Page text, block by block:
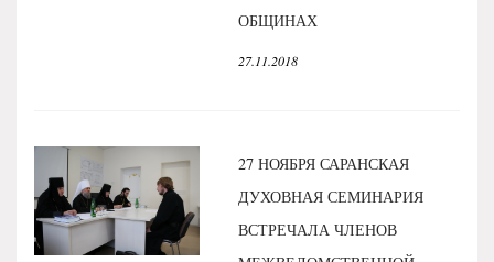
ОБЩИНАХ
27.11.2018
27 НОЯБРЯ САРАНСКАЯ
ДУХОВНАЯ СЕМИНАРИЯ
ВСТРЕЧАЛА ЧЛЕНОВ